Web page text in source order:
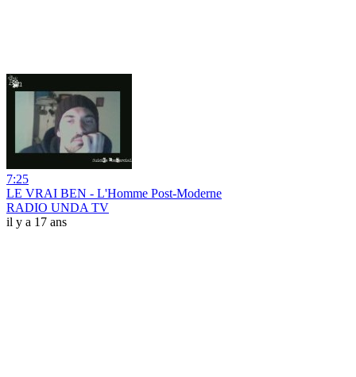
7:25
LE VRAI BEN - L'Homme Post-Moderne
RADIO UNDA TV
il y a 17 ans